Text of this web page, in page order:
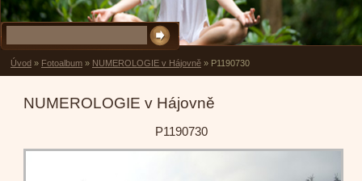
Úvod » Fotoalbum » NUMEROLOGIE v Hájovně » P1190730
NUMEROLOGIE v Hájovně
P1190730